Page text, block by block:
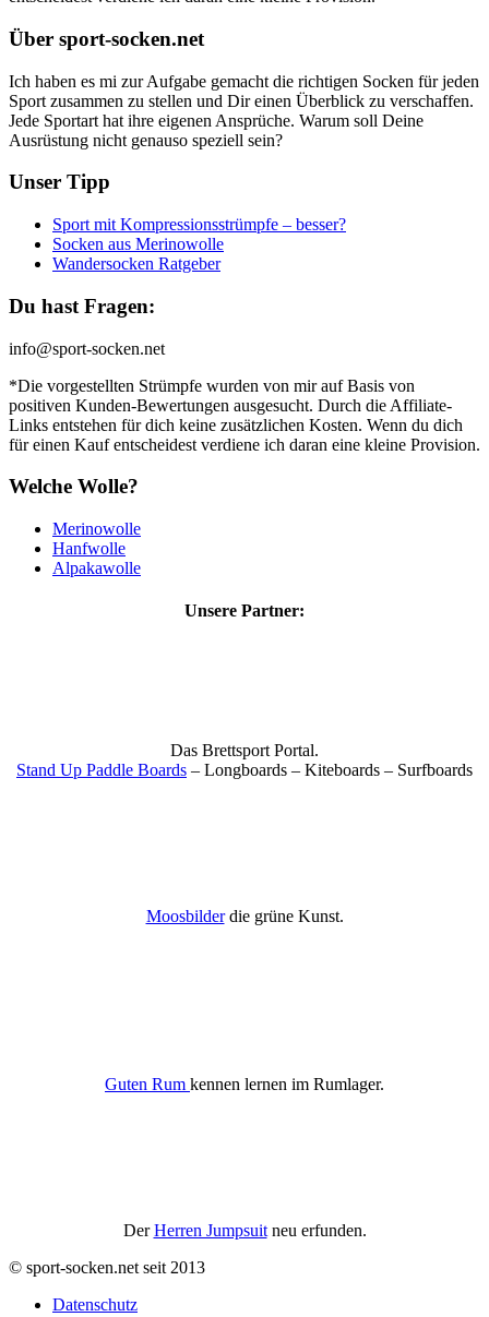
Über sport-socken.net
Ich haben es mi zur Aufgabe gemacht die richtigen Socken für jeden
Sport zusammen zu stellen und Dir einen Überblick zu verschaffen.
Jede Sportart hat ihre eigenen Ansprüche. Warum soll Deine
Ausrüstung nicht genauso speziell sein?
Unser Tipp
Sport mit Kompressionsstrümpfe – besser?
Socken aus Merinowolle
Wandersocken Ratgeber
Du hast Fragen:
info@sport-socken.net
*Die vorgestellten Strümpfe wurden von mir auf Basis von
positiven Kunden-Bewertungen ausgesucht. Durch die Affiliate-
Links entstehen für dich keine zusätzlichen Kosten. Wenn du dich
für einen Kauf entscheidest verdiene ich daran eine kleine Provision.
Welche Wolle?
Merinowolle
Hanfwolle
Alpakawolle
Unsere Partner:
Das Brettsport Portal.
Stand Up Paddle Boards – Longboards – Kiteboards – Surfboards
Moosbilderdie grüne Kunst.
Guten Rum kennen lernen im Rumlager.
DerHerren Jumpsuitneu erfunden.
© sport-socken.net seit 2013
Datenschutz